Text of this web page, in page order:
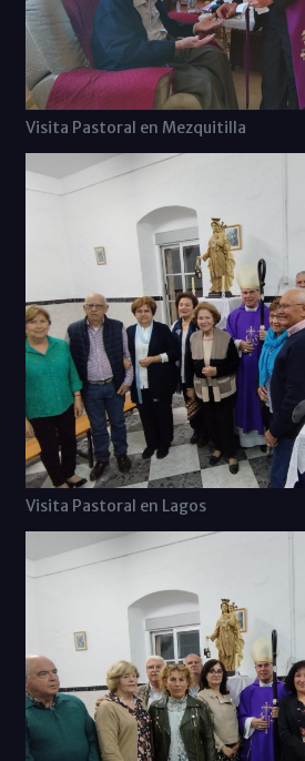
Visita Pastoral en Mezquitilla
Visita Pastoral en Lagos